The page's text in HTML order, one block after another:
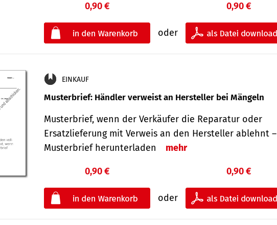
0,90 €
oder
0,90 €
EINKAUF
Musterbrief: Händler verweist an Hersteller bei Mängeln
Musterbrief, wenn der Verkäufer die Reparatur oder
Ersatzlieferung mit Verweis an den Hersteller ablehnt –
Musterbrief herunterladen
mehr
0,90 €
oder
0,90 €